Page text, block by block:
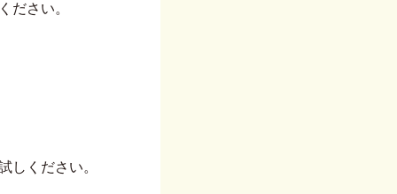
ださい。​​
しください。​